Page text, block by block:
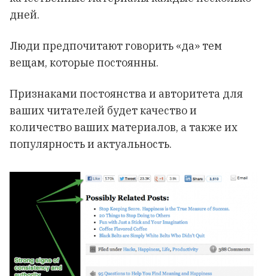
дней.
Люди предпочитают говорить «да» тем
вещам, которые постоянны.
Признаками постоянства и авторитета для
ваших читателей будет качество и
количество ваших материалов, а также их
популярность и актуальность.